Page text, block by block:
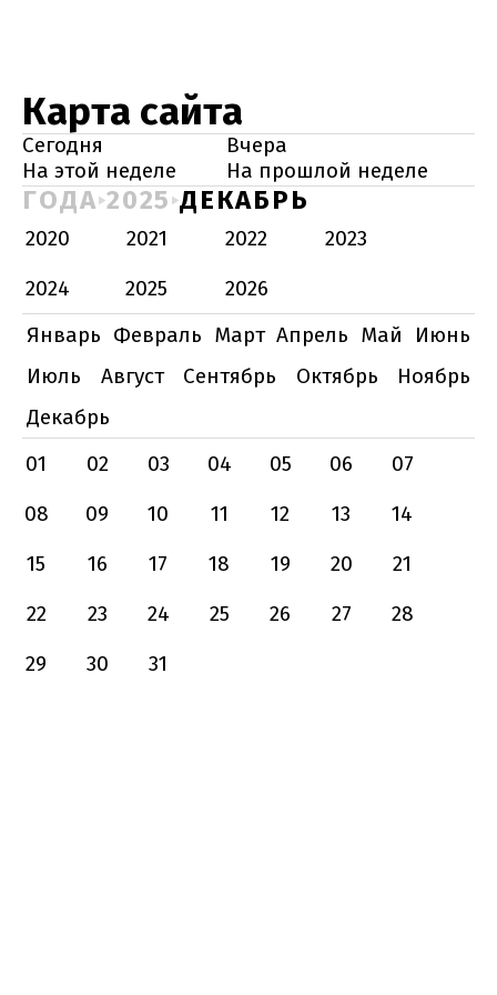
Карта сайта
Сегодня
Вчера
На этой неделе
На прошлой неделе
ГОДА 2025 ДЕКАБРЬ
2020 2021 2022
2023
2024
2025
2026
Январь Февраль Март Апрель Май
Июнь
Июль
Август Сентябрь Октябрь
Ноябрь
Декабрь
01
02 03 04 05 06
07
08
09 10 11 12 13
14
15
16 17 18 19 20
21
22
23 24 25 26 27
28
29
30 31